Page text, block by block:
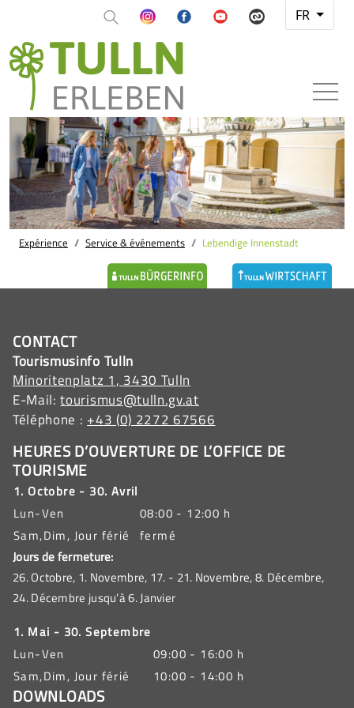
FR
Expérience Service & événements Lebendige Innenstadt
CONTACT
Tourismusinfo Tulln
Minoritenplatz 1, 3430 Tulln
E-Mail:tourismus@tulln.gv.at
Téléphone : +43 (0) 2272 67566
HEURES D’OUVERTURE DE L’OFFICE DE
TOURISME
1. Octobre - 30. Avril
Lun-Ven
08:00 - 12:00 h
Sam,Dim, Jour férié
fermé
Jours de fermeture:
26. Octobre, 1. Novembre, 17. - 21. Novembre, 8. Décembre,
24. Décembre jusqu’à 6. Janvier
1. Mai - 30. Septembre
Lun-Ven
09:00 - 16:00 h
Sam,Dim, Jour férié
10:00 - 14:00 h
DOWNLOADS